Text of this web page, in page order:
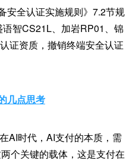
安全认证实施规则》7.2节规
智CS21L、加岩RP01、锦
证资质，撤销终端安全认证
几点思考
AI时代，AI支付的本质，需
个关键的载体，这是支付在